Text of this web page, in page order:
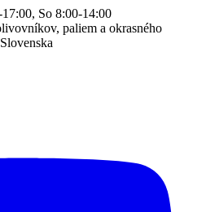
So 8:00-14:00
paliem a okrasného